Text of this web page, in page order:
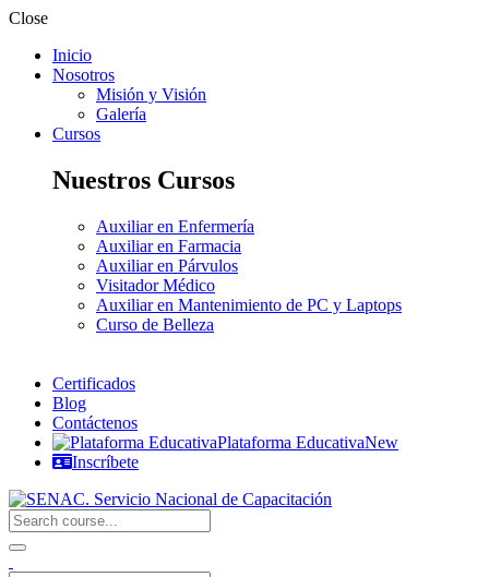
Close
Inicio
Nosotros
Misión y Visión
Galería
Cursos
Nuestros Cursos
Auxiliar en Enfermería
Auxiliar en Farmacia
Auxiliar en Párvulos
Visitador Médico
Auxiliar en Mantenimiento de PC y Laptops
Curso de Belleza
Certificados
Blog
Contáctenos
Plataforma EducativaNew
Inscríbete